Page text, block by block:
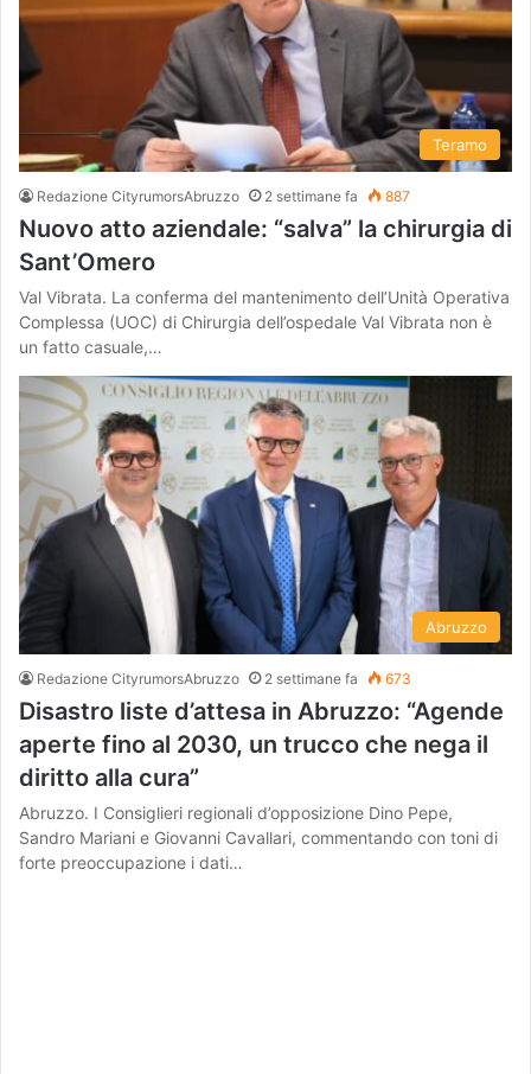
Teramo
Redazione CityrumorsAbruzzo 2 settimane fa 887
Nuovo atto aziendale: “salva” la chirurgia di
Sant’Omero
Val Vibrata. La conferma del mantenimento dell’Unità Operativa
Complessa (UOC) di Chirurgia dell’ospedale Val Vibrata non è
un fatto casuale,…
Abruzzo
Redazione CityrumorsAbruzzo 2 settimane fa 673
Disastro liste d’attesa in Abruzzo: “Agende
aperte fino al 2030, un trucco che nega il
diritto alla cura”
Abruzzo. I Consiglieri regionali d’opposizione Dino Pepe,
Sandro Mariani e Giovanni Cavallari, commentando con toni di
forte preoccupazione i dati…